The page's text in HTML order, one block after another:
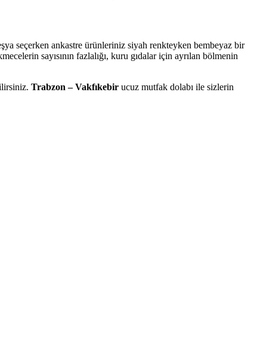
seçerken ankastre ürünleriniz siyah renkteyken bembeyaz bir
sayısının fazlalığı, kuru gıdalar için ayrılan bölmenin
Trabzon – Vakfıkebir ucuz mutfak dolabı ile sizlerin